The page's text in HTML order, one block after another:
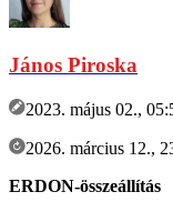
János Piroska
2023. május 02.,
2026. március 12.,
ERDON-összeállítás